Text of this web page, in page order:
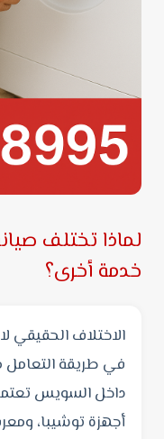
لماذا تختلف
خدمة أخرى؟
الاختلاف الحقيقي
في طريقة التعامل
داخل السويس
أجهزة توشيبا،